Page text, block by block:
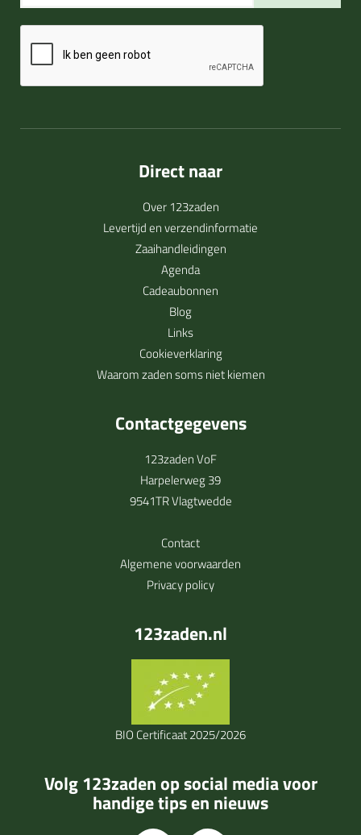
Direct naar
Over 123zaden
Levertijd en verzendinformatie
Zaaihandleidingen
Agenda
Cadeaubonnen
Blog
Links
Cookieverklaring
Waarom zaden soms niet kiemen
Contactgegevens
123zaden VoF
Harpelerweg 39
9541TR Vlagtwedde
Contact
Algemene voorwaarden
Privacy policy
123zaden.nl
BIO Certificaat 2025/2026
Volg 123zaden op social media voor
handige tips en nieuws